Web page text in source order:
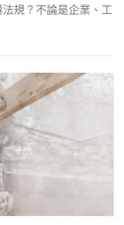
規？不論是企業、工